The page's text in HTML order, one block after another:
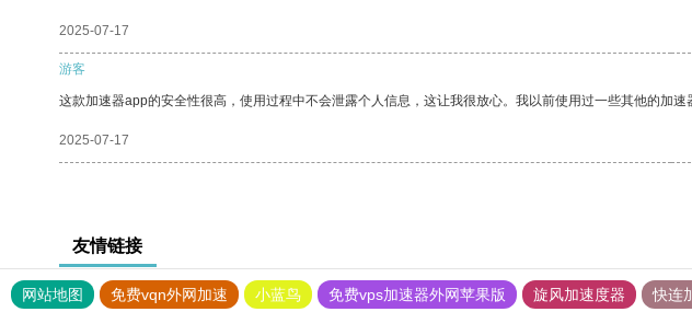
2025-07-17
游客
这款加速器app的安全性很高，使用过程中不会泄露个人信息，这让我很放心。我以前使用过一些其他的加
2025-07-17
友情链接
网站地图 免费vqn外网加速 小蓝鸟 免费vps加速器外网苹果版 旋风加速度器 快连